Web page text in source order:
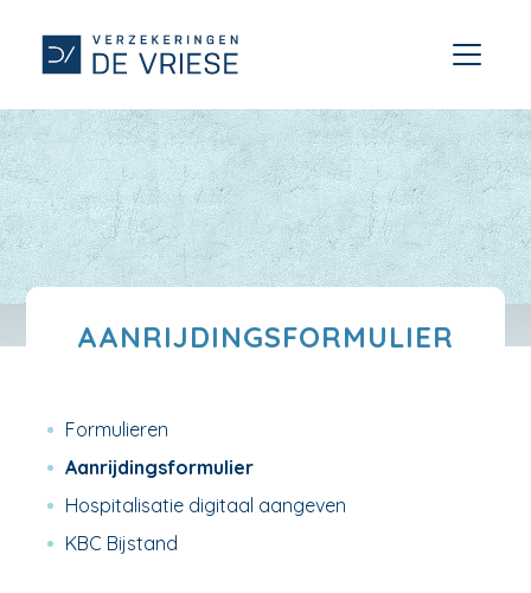
AANRIJDINGSFORMULIER
Formulieren
Aanrijdingsformulier
Hospitalisatie digitaal aangeven
KBC Bijstand